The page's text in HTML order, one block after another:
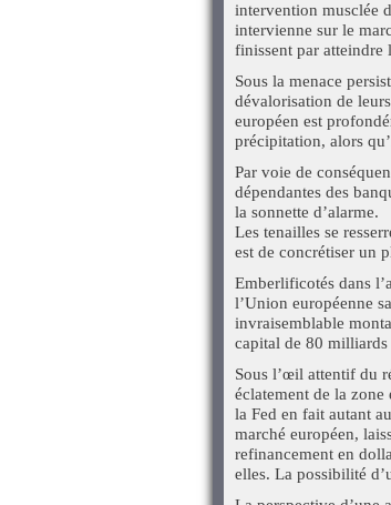
intervention musclée
intervienne sur le
finissent par atteindre
Sous la menace
dévalorisation de
européen est
précipitation, alors
Par voie de
dépendantes des
la sonnette d’alarme.
Les tenailles se
est de concrétiser un
Emberlificotés dans
l’Union européenne
invraisemblable
capital de 80 milliards
Sous l’œil attentif du
éclatement de la zone
la Fed en fait autant
marché européen,
refinancement en
elles. La possibilité